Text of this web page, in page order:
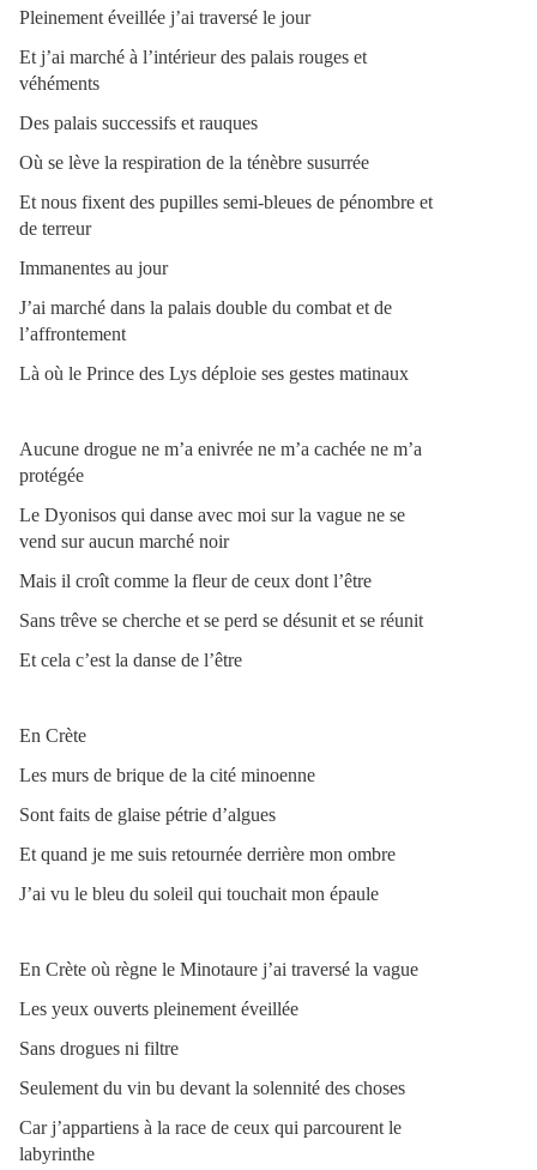
Pleinement éveillée j’ai traversé le jour
Et j’ai marché à l’intérieur des palais rouges et
véhéments
Des palais successifs et rauques
Où se lève la respiration de la ténèbre susurrée
Et nous fixent des pupilles semi-bleues de pénombre et
de terreur
Immanentes au jour
J’ai marché dans la palais double du combat et de
l’affrontement
Là où le Prince des Lys déploie ses gestes matinaux
Aucune drogue ne m’a enivrée ne m’a cachée ne m’a
protégée
Le Dyonisos qui danse avec moi sur la vague ne se
vend sur aucun marché noir
Mais il croît comme la fleur de ceux dont l’être
Sans trêve se cherche et se perd se désunit et se réunit
Et cela c’est la danse de l’être
En Crète
Les murs de brique de la cité minoenne
Sont faits de glaise pétrie d’algues
Et quand je me suis retournée derrière mon ombre
J’ai vu le bleu du soleil qui touchait mon épaule
En Crète où règne le Minotaure j’ai traversé la vague
Les yeux ouverts pleinement éveillée
Sans drogues ni filtre
Seulement du vin bu devant la solennité des choses
Car j’appartiens à la race de ceux qui parcourent le
labyrinthe